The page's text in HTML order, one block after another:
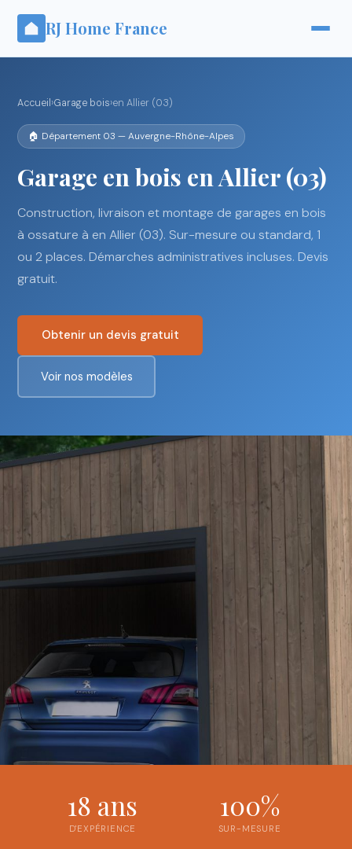
RJ Home France
Accueil ›Garage bois›en Allier (03)
🏠 Département 03 — Auvergne-Rhône-Alpes
Garage en bois en Allier (03)
Construction, livraison et montage de garages en bois
à ossature à en Allier (03). Sur-mesure ou standard, 1
ou 2 places. Démarches administratives incluses. Devis
gratuit.
Obtenir un devis gratuit
Voir nos modèles
18 ans
D'EXPÉRIENCE
100%
SUR-MESURE